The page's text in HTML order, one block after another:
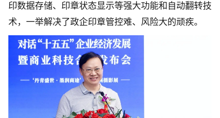
印数据存储、印章状态显示等强大功能和自动翻转技
术，一举解决了政企印章管控难、风险大的顽疾。